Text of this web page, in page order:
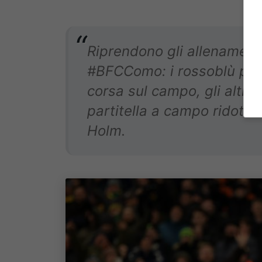
Riprendono gli
#BFCComo: i rossoblù
corsa sul campo, gli altri
partitella a campo ridotto.
Holm.